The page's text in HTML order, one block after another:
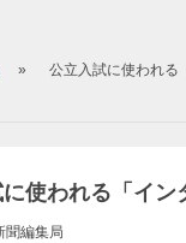
» 公立入試に使われる
使われる「イン
聞編集局